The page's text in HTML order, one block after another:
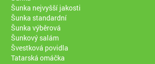
Šunka nejvyšší jakosti
Šunka standardní
Šunka výběrová
Šunkový salám
Švestková povidla
Tatarská omáčka